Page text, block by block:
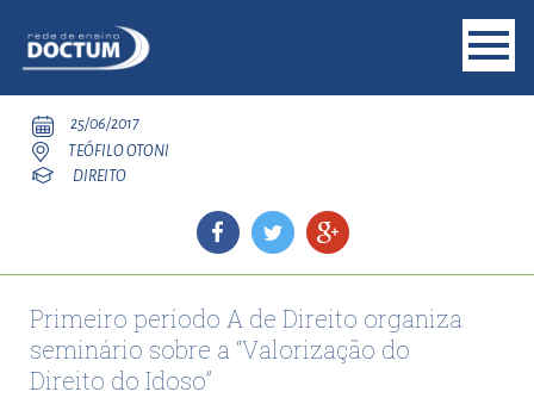
25/06/2017
TEÓFILO OTONI
DIREITO
Primeiro período A de Direito organiza
seminário sobre a “Valorização do
Direito do Idoso”